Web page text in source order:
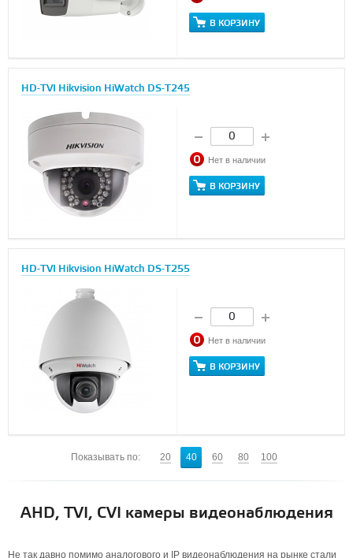
В КОРЗИНУ
HD-TVI Hikvision HiWatch DS-T245
Нет в наличии
В КОРЗИНУ
HD-TVI Hikvision HiWatch DS-T255
Нет в наличии
В КОРЗИНУ
Показывать по: 20 40 60 80 100
AHD, TVI, CVI камеры видеонаблюдения
Не так давно помимо аналогового и IP видеонаблюдения на рынке стали